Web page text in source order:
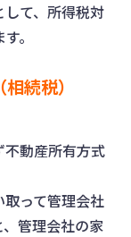
て、所得税対
。
続税）
動産所有方式
って管理会社
管理会社の家